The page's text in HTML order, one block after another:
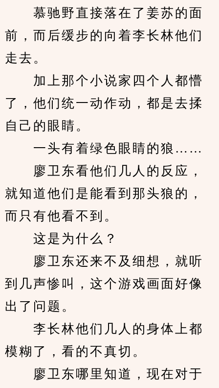
慕驰野直接落在了姜苏的面
前，而后缓步的向着李长林他们
走去。
加上那个小说家四个人都懵
了，他们统一动作动，都是去揉
自己的眼睛。
一头有着绿色眼睛的狼……
廖卫东看他们几人的反应，
就知道他们是能看到那头狼的，
而只有他看不到。
这是为什么？
廖卫东还来不及细想，就听
到几声惨叫，这个游戏画面好像
出了问题。
李长林他们几人的身体上都
模糊了，看的不真切。
廖卫东哪里知道，现在对于